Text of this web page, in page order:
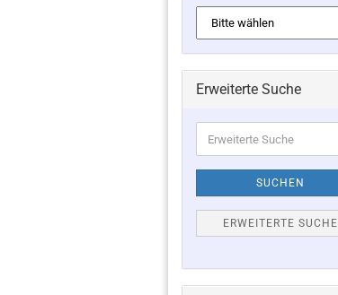
Erweiterte Suche
Suche
SUCHEN
ERWEITERTE SUCHE